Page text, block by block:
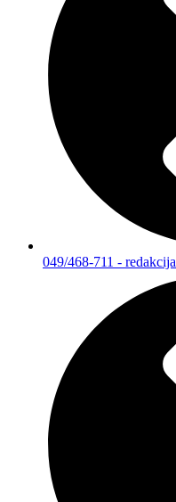
049/468-711 - redakcija